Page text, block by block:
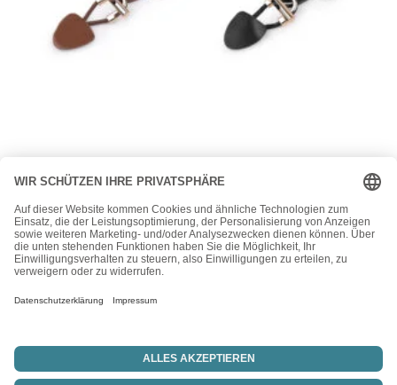
Knöpfe
Eleganter Verschluss für Jacke, Westen, Taschen –
Knebelverschluss zum Annähen – 2 Farben
5,95€